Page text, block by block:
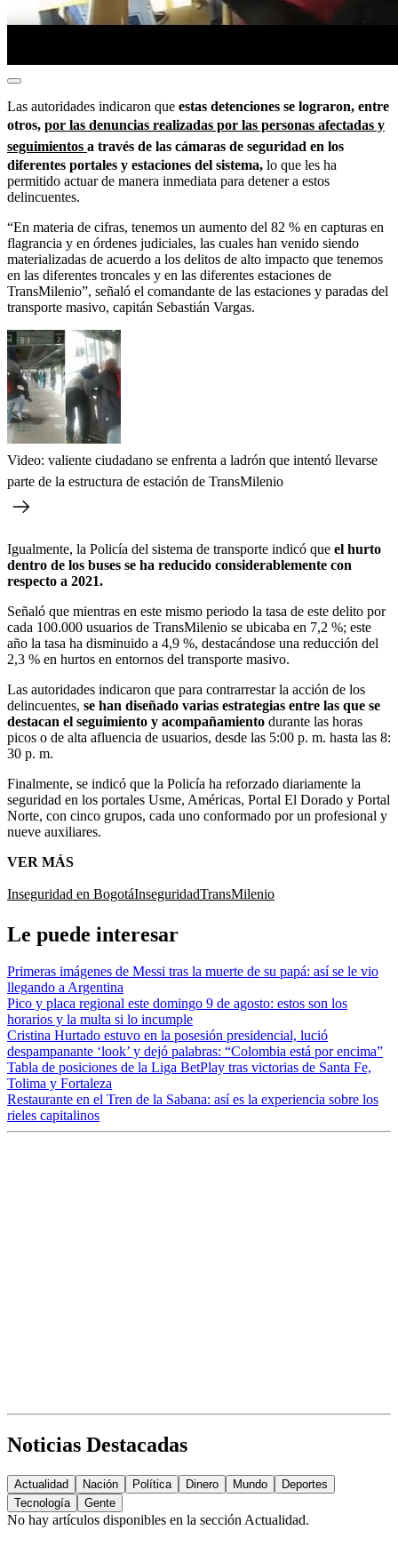
Las autoridades indicaron que estas detenciones se lograron, entre
otros, por las denuncias realizadas por las personas afectadas y
seguimientos a través de las cámaras de seguridad en los
diferentes portales y estaciones del sistema, lo que les ha
permitido actuar de manera inmediata para detener a estos
delincuentes.
“En materia de cifras, tenemos un aumento del 82 % en capturas en
flagrancia y en órdenes judiciales, las cuales han venido siendo
materializadas de acuerdo a los delitos de alto impacto que tenemos
en las diferentes troncales y en las diferentes estaciones de
TransMilenio”, señaló el comandante de las estaciones y paradas del
transporte masivo, capitán Sebastián Vargas.
Video: valiente ciudadano se enfrenta a ladrón que intentó llevarse
parte de la estructura de estación de TransMilenio
Igualmente, la Policía del sistema de transporte indicó que el hurto
dentro de los buses se ha reducido considerablemente con
respecto a 2021.
Señaló que mientras en este mismo periodo la tasa de este delito por
cada 100.000 usuarios de TransMilenio se ubicaba en 7,2 %; este
año la tasa ha disminuido a 4,9 %, destacándose una reducción del
2,3 % en hurtos en entornos del transporte masivo.
Las autoridades indicaron que para contrarrestar la acción de los
delincuentes, se han diseñado varias estrategias entre las que se
destacan el seguimiento y acompañamiento durante las horas
picos o de alta afluencia de usuarios, desde las 5:00 p. m. hasta las 8:
30 p. m.
Finalmente, se indicó que la Policía ha reforzado diariamente la
seguridad en los portales Usme, Américas, Portal El Dorado y Portal
Norte, con cinco grupos, cada uno conformado por un profesional y
nueve auxiliares.
VER MÁS
Inseguridad en BogotáInseguridadTransMilenio
Le puede interesar
Primeras imágenes de Messi tras la muerte de su papá: así se le vio
llegando a Argentina
Pico y placa regional este domingo 9 de agosto: estos son los
horarios y la multa si lo incumple
Cristina Hurtado estuvo en la posesión presidencial, lució
despampanante ‘look’ y dejó palabras: “Colombia está por encima”
Tabla de posiciones de la Liga BetPlay tras victorias de Santa Fe,
Tolima y Fortaleza
Restaurante en el Tren de la Sabana: así es la experiencia sobre los
rieles capitalinos
Noticias Destacadas
Actualidad Nación Política Dinero Mundo
Deportes
Tecnología
Gente
No hay artículos disponibles en la sección Actualidad.